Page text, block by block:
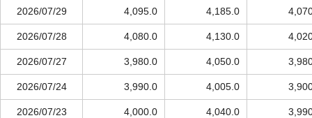
2026/07/29 4,095.0 4,185.0
2026/07/28 4,080.0 4,130.0
2026/07/27 3,980.0 4,050.0
2026/07/24 3,990.0 4,005.0
2026/07/23 4,000.0 4,040.0